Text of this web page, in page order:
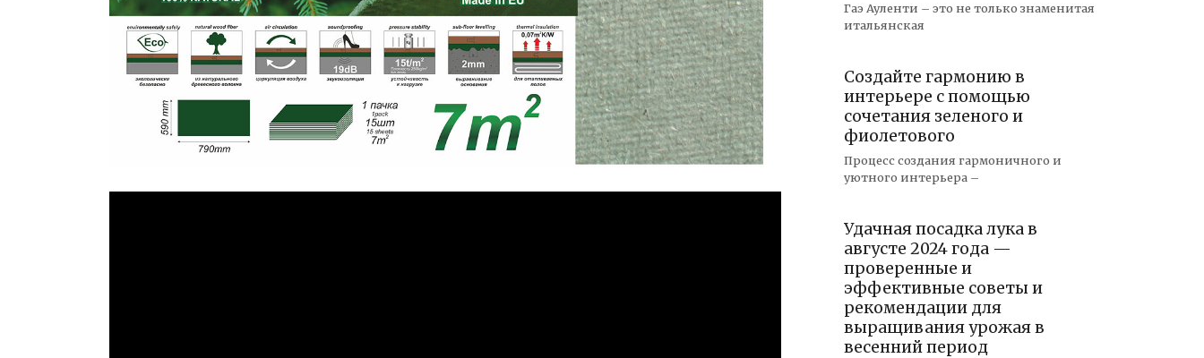
Гаэ Ауленти – это не только знаменитая
итальянская
Создайте гармонию в
интерьере с помощью
сочетания зеленого и
фиолетового
Процесс создания гармоничного и
уютного интерьера –
Удачная посадка лука в
августе 2024 года —
проверенные и
эффективные советы и
рекомендации для
выращивания урожая в
весенний период